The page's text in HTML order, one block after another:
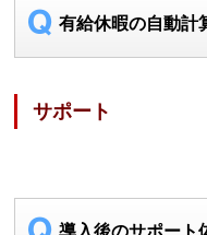
有給休暇の自動計
サポート
導入後のサポート